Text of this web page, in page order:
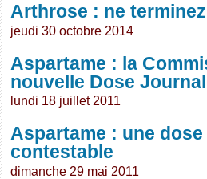
Arthrose : ne
jeudi 30 octobre 2014
Aspartame : la
nouvelle Dose
lundi 18 juillet 2011
Aspartame : une
contestable
dimanche 29 mai 2011